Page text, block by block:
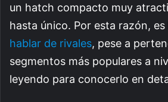
un hatch compacto muy
hasta único. Por esta razón,
hablar de rivales, pese a
segmentos más populares a
leyendo para conocerlo en